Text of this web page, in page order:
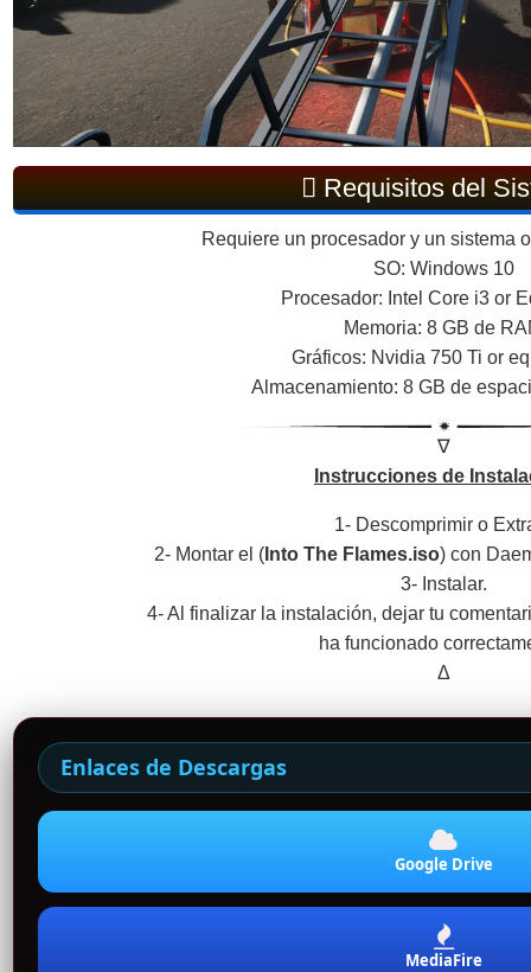
Requisitos del
Requiere un procesador y un sistema
SO: Windows 10
Procesador: Intel Core i3 or
Memoria: 8 GB de
Gráficos: Nvidia 750 Ti or
Almacenamiento: 8 GB de
∇
Instrucciones de
1- Descomprimir o
2- Montar el ( Into The Flames.iso) con
3- Instalar.
4- Al finalizar la instalación, dejar tu
ha funcionado
Δ
Enlaces de Descargas
Google Drive
MediaFire